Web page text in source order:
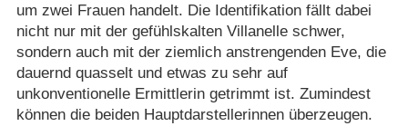
um zwei Frauen handelt. Die Identifikation fällt dabei
nicht nur mit der gefühlskalten Villanelle schwer,
sondern auch mit der ziemlich anstrengenden Eve, die
dauernd quasselt und etwas zu sehr auf
unkonventionelle Ermittlerin getrimmt ist. Zumindest
können die beiden Hauptdarstellerinnen überzeugen.